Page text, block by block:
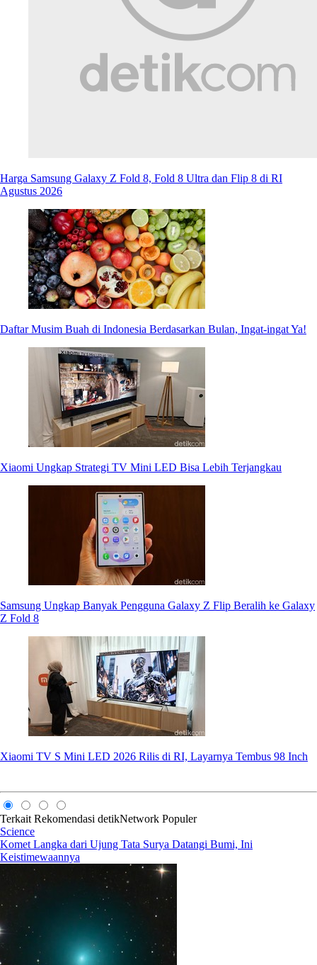
Harga Samsung Galaxy Z Fold 8, Fold 8 Ultra dan Flip 8 di RI
Agustus 2026
Daftar Musim Buah di Indonesia Berdasarkan Bulan, Ingat-ingat Ya!
Xiaomi Ungkap Strategi TV Mini LED Bisa Lebih Terjangkau
Samsung Ungkap Banyak Pengguna Galaxy Z Flip Beralih ke Galaxy
Z Fold 8
Xiaomi TV S Mini LED 2026 Rilis di RI, Layarnya Tembus 98 Inch
Terkait Rekomendasi detikNetwork Populer
Science
Komet Langka dari Ujung Tata Surya Datangi Bumi, Ini
Keistimewaannya